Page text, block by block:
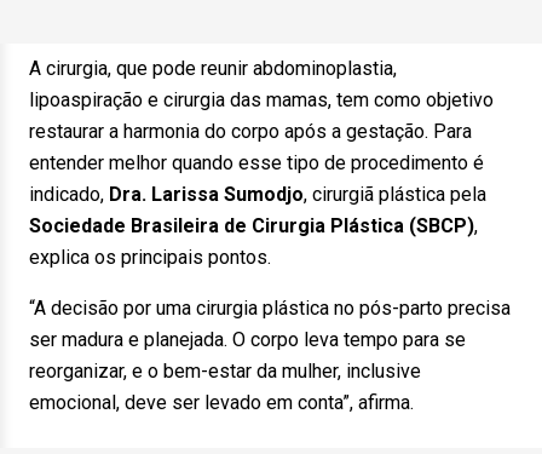
A cirurgia, que pode reunir abdominoplastia,
lipoaspiração e cirurgia das mamas, tem como objetivo
restaurar a harmonia do corpo após a gestação. Para
entender melhor quando esse tipo de procedimento é
indicado, Dra. Larissa Sumodjo, cirurgiã plástica pela
Sociedade Brasileira de Cirurgia Plástica (SBCP),
explica os principais pontos.
“A decisão por uma cirurgia plástica no pós-parto precisa
ser madura e planejada. O corpo leva tempo para se
reorganizar, e o bem-estar da mulher, inclusive
emocional, deve ser levado em conta”, afirma.